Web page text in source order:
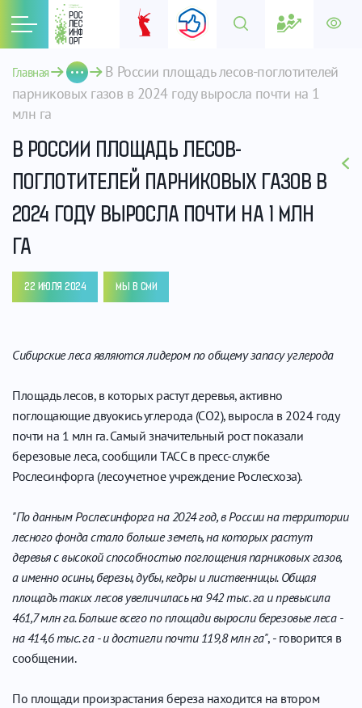
Главная
В России площадь лесов-поглотителей
парниковых газов в 2024 году выросла почти на 1
млн га
В РОССИИ ПЛОЩАДЬ ЛЕСОВ-
ПОГЛОТИТЕЛЕЙ ПАРНИКОВЫХ ГАЗОВ В
2024 ГОДУ ВЫРОСЛА ПОЧТИ НА 1 МЛН
ГА
22 ИЮЛЯ 2024 МЫ В СМИ
Сибирские леса являются лидером по общему запасу углерода
Площадь лесов, в которых растут деревья, активно
поглощающие двуокись углерода (СО2), выросла в 2024 году
почти на 1 млн га. Самый значительный рост показали
березовые леса, сообщили ТАСС в пресс-службе
Рослесинфорга (лесоучетное учреждение Рослесхоза).
"По данным Рослесинфорга на 2024 год, в России на территории
лесного фонда стало больше земель, на которых растут
деревья с высокой способностью поглощения парниковых газов,
а именно осины, березы, дубы, кедры и лиственницы. Общая
площадь таких лесов увеличилась на 942 тыс. га и превысила
461,7 млн га. Больше всего по площади выросли березовые леса -
на 414,6 тыс. га - и достигли почти 119,8 млн га", - говорится в
сообщении.
По площади произрастания береза находится на втором